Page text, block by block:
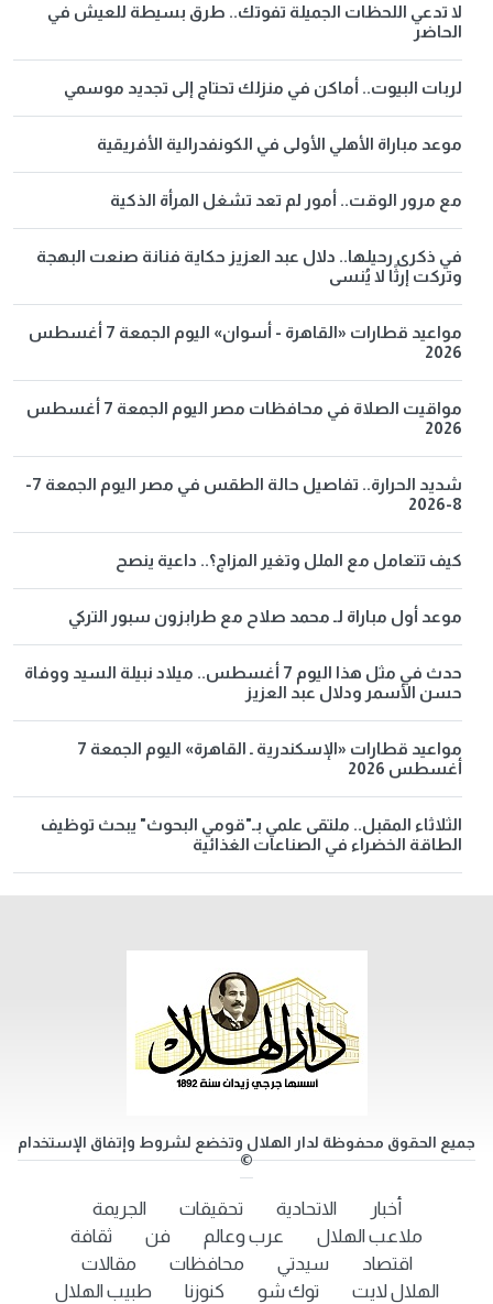
لا تدعي اللحظات الجميلة تفوتك.. طرق بسيطة للعيش في
الحاضر
لربات البيوت.. أماكن في منزلك تحتاج إلى تجديد موسمي
موعد مباراة الأهلي الأولى في الكونفدرالية الأفريقية
مع مرور الوقت.. أمور لم تعد تشغل المرأة الذكية
في ذكرى رحيلها.. دلال عبد العزيز حكاية فنانة صنعت البهجة
وتركت إرثًا لا يُنسى
مواعيد قطارات «القاهرة - أسوان» اليوم الجمعة 7 أغسطس
2026
مواقيت الصلاة في محافظات مصر اليوم الجمعة 7 أغسطس
2026
شديد الحرارة.. تفاصيل حالة الطقس في مصر اليوم الجمعة 7-
8-2026
كيف تتعامل مع الملل وتغير المزاج؟.. داعية ينصح
موعد أول مباراة لـ محمد صلاح مع طرابزون سبور التركي
حدث في مثل هذا اليوم 7 أغسطس.. ميلاد نبيلة السيد ووفاة
حسن الأسمر ودلال عبد العزيز
مواعيد قطارات «الإسكندرية ـ القاهرة» اليوم الجمعة 7
أغسطس 2026
الثلاثاء المقبل.. ملتقى علمي بـ"قومي البحوث" يبحث توظيف
الطاقة الخضراء في الصناعات الغذائية
جميع الحقوق محفوظة لدار الهلال وتخضع لشروط وإتفاق الإستخدام
©
أخبار الاتحادية تحقيقات
الجريمة
ملاعب الهلال
عرب وعالم فن
ثقافة
اقتصاد
سيدتي محافظات
مقالات
الهلال لايت
توك شو كنوزنا طبيب الهلال